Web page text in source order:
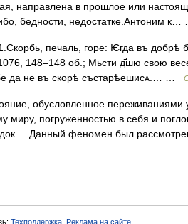
направлена в прошлое или
бедности, недостатке.Антоним
печаль, горе: Ѥгда въ добрѣ
148–148 об.; Мьсти д҃шю свою
да не въ скорѣ състарѣешисѧ.… …
обусловленное
миру, погруженностью в себя и
Данный феномен был
Техподдержка Реклама на сайте